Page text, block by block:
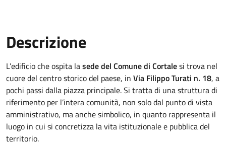
Descrizione
L’edificio che ospita lasede del Comune di Cortalesi trova nel
cuore del centro storico del paese, in Via Filippo Turati n. 18, a
pochi passi dalla piazza principale. Si tratta di una struttura di
riferimento per l’intera comunità, non solo dal punto di vista
amministrativo, ma anche simbolico, in quanto rappresenta il
luogo in cui si concretizza la vita istituzionale e pubblica del
territorio.